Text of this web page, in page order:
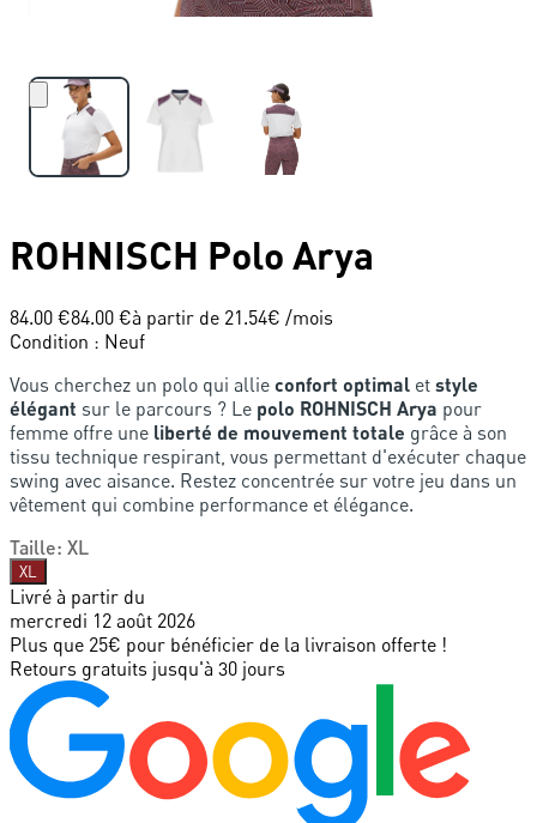
ROHNISCH Polo Arya
84.00 €84.00 €à partir de 21.54€ /mois
Condition : Neuf
Vous cherchez un polo qui allie confort optimal et style
élégant sur le parcours ? Le polo ROHNISCH Arya pour
femme offre une liberté de mouvement totale grâce à son
tissu technique respirant, vous permettant d'exécuter chaque
swing avec aisance. Restez concentrée sur votre jeu dans un
vêtement qui combine performance et élégance.
Taille: XL
XL
Livré à partir du
mercredi 12 août 2026
Plus que 25€ pour bénéficier de la livraison offerte !
Retours gratuits jusqu'à 30 jours